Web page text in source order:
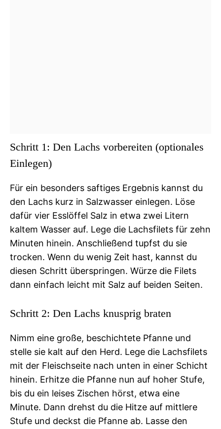
Schritt 1: Den Lachs vorbereiten (optionales
Einlegen)
Für ein besonders saftiges Ergebnis kannst du
den Lachs kurz in Salzwasser einlegen. Löse
dafür vier Esslöffel Salz in etwa zwei Litern
kaltem Wasser auf. Lege die Lachsfilets für zehn
Minuten hinein. Anschließend tupfst du sie
trocken. Wenn du wenig Zeit hast, kannst du
diesen Schritt überspringen. Würze die Filets
dann einfach leicht mit Salz auf beiden Seiten.
Schritt 2: Den Lachs knusprig braten
Nimm eine große, beschichtete Pfanne und
stelle sie kalt auf den Herd. Lege die Lachsfilets
mit der Fleischseite nach unten in einer Schicht
hinein. Erhitze die Pfanne nun auf hoher Stufe,
bis du ein leises Zischen hörst, etwa eine
Minute. Dann drehst du die Hitze auf mittlere
Stufe und deckst die Pfanne ab. Lasse den